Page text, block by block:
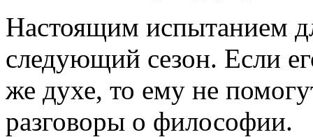
Настоящим испытанием
следующий сезон. Если
же духе, то ему не
разговоры о философии.